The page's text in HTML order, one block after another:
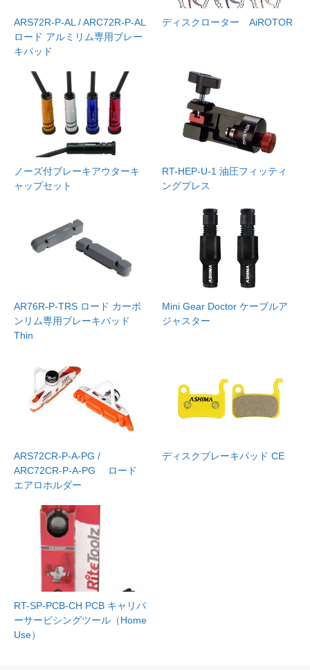
ARS72R-P-AL / ARC72R-P-AL
ロード アルミリム専用ブレー
キパッド
ディスクローター AiROTOR
ノーズ付ブレーキアウターキ
ャップセット
RT-HEP-U-1 油圧フィッティ
ングプレス
AR76R-P-TRS ロード カーボ
ンリム専用ブレーキパッド
Thin
Mini Gear Doctor ケーブルア
ジャスター
ARS72CR-P-A-PG /
ARC72CR-P-A-PG ロード
エアロホルダー
ディスクブレーキパッド CE
RT-SP-PCB-CH PCB キャリパ
ーサービシングツール（Home
Use）